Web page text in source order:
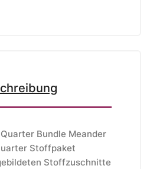
Bundle Meander
Stoffpaket
Stoffzuschnitte